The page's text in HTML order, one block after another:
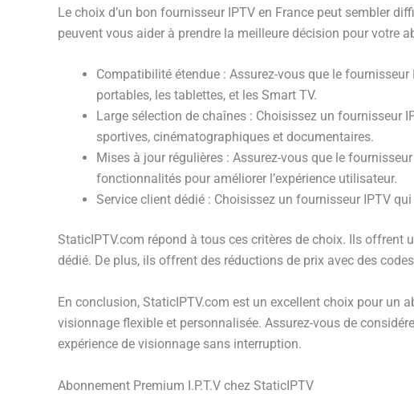
Le choix d’un bon fournisseur IPTV en France peut sembler
peuvent vous aider à prendre la meilleure décision pour votre
Compatibilité étendue : Assurez-vous que le
portables, les tablettes, et les Smart TV.
Large sélection de chaînes : Choisissez un fournisseur
sportives, cinématographiques et documentaires.
Mises à jour régulières : Assurez-vous que le
fonctionnalités pour améliorer l’expérience utilisateur.
Service client dédié : Choisissez un fournisseur IPTV
StaticIPTV.com répond à tous ces critères de choix. Ils offrent
dédié. De plus, ils offrent des réductions de prix avec des
En conclusion, StaticIPTV.com est un excellent choix pour un
visionnage flexible et personnalisée. Assurez-vous de
expérience de visionnage sans interruption.
Abonnement Premium I.P.T.V chez StaticIPTV